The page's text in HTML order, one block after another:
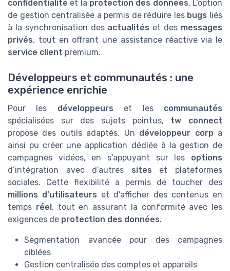
confidentialité et la protection des données. L’option
de gestion centralisée a permis de réduire les bugs liés
à la synchronisation des actualités et des messages
privés, tout en offrant une assistance réactive via le
service client premium.
Développeurs et communautés : une
expérience enrichie
Pour les développeurs et les communautés
spécialisées sur des sujets pointus, tw connect
propose des outils adaptés. Un développeur corp a
ainsi pu créer une application dédiée à la gestion de
campagnes vidéos, en s’appuyant sur les options
d’intégration avec d’autres sites et plateformes
sociales. Cette flexibilité a permis de toucher des
millions d’utilisateurs et d’afficher des contenus en
temps réel, tout en assurant la conformité avec les
exigences de protection des données.
Segmentation avancée pour des campagnes
ciblées
Gestion centralisée des comptes et appareils